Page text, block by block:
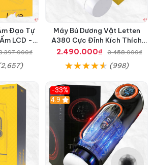
hôm nay để tận hưởng sự
Đạo Tự
LCD -
Máy Bú Dương Vật Letten
A380 Cực Đỉnh Kích Thích
Mạnh Mẽ
2.490.000₫ 3.458.000₫
(998)
-33%
Hot
4.9